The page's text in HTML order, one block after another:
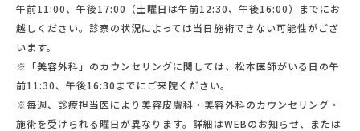
午前11:00、午後17:00（土曜日は午前12:30、午後16:00）までにお
越しください。診察の状況によっては当日施術できない可能性がござ
います。
※「美容外科」のカウンセリングに関しては、松本医師がいる日の午
前11:30、午後16:30までにご来院ください。
※毎週、診療担当医により美容皮膚科・美容外科のカウンセリング・
施術を受けられる曜日が異なります。詳細はWEBのお知らせ、または